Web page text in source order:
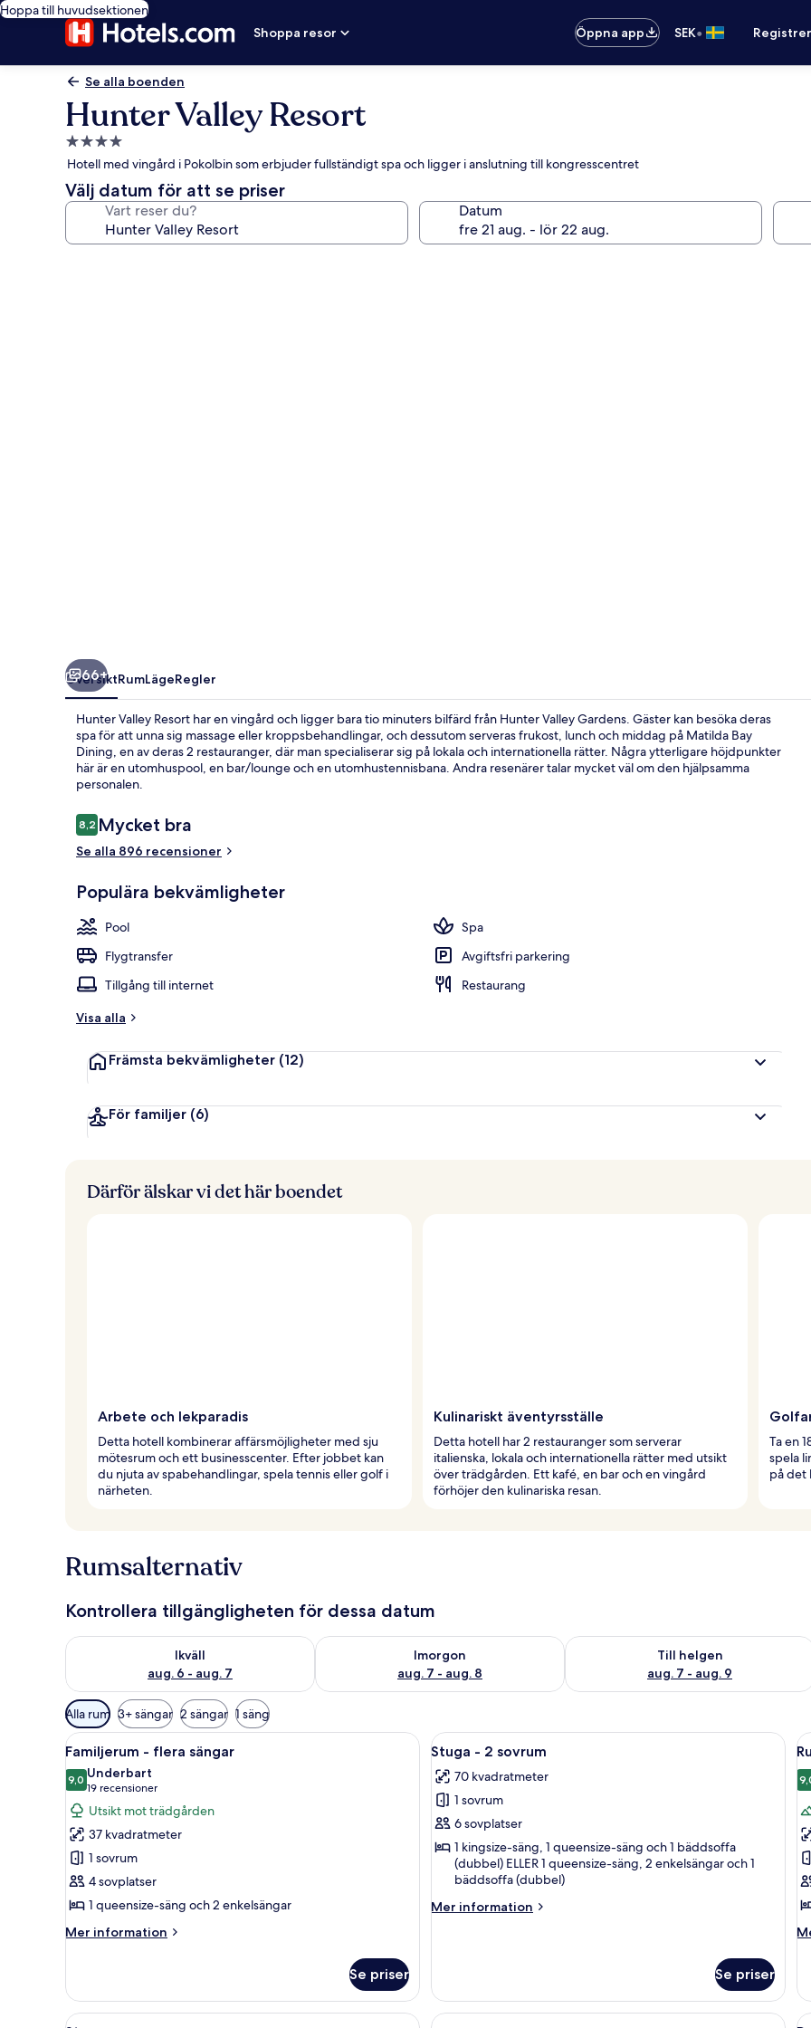
Hoppa till huvudsektionen
Shoppa resor
Öppna app SEK•
Se alla boenden
Hunter Valley Resort
4.0-
stjärnigt
boende
Hotell med vingård i Pokolbin som erbjuder fullständigt spa och ligger i anslutning till kongresscentret
Välj datum för att se priser
Vart reser du? Datum
Rum (King)
66+
ÖversiktRumLägeRegler
Hunter Valley Resort har en vingård och ligger bara tio minuters bilfärd från Hunter Valley Gardens. Gäster kan besöka deras
spa för att unna sig massage eller kroppsbehandlingar, och dessutom serveras frukost, lunch och middag på Matilda Bay
Dining, en av deras 2 restauranger, där man specialiserar sig på lokala och internationella rätter. Några ytterligare höjdpunkter
här är en utomhuspool, en bar/lounge och en utomhustennisbana. Andra resenärer talar mycket väl om den hjälpsamma
personalen.
Recensioner
8,28,2 av 10,
Mycket bra
Se alla 896 recensioner
Populära bekvämligheter
Pool
Spa
Flygtransfer
Avgiftsfri parkering
Tillgång till internet
Restaurang
Visa alla
Främsta bekvämligheter (12)
För familjer (6)
Därför älskar vi det här boendet
Arbete och lekparadis
Detta hotell kombinerar affärsmöjligheter med sju
mötesrum och ett businesscenter. Efter jobbet kan
du njuta av spabehandlingar, spela tennis eller golf i
närheten.
Kulinariskt äventyrsställe
Detta hotell har 2 restauranger som serverar
italienska, lokala och internationella rätter med utsikt
över trädgården. Ett kafé, en bar och en vingård
förhöjer den kulinariska resan.
Ta en
spela
på det
Rumsalternativ
Kontrollera tillgängligheten för dessa datum
Ikväll
aug. 6 - aug. 7
Kontrollera tillgängligheten för ikväll aug. 6 - aug. 7
Imorgon
aug. 7 - aug. 8
Kontrollera tillgängligheten för imorgon aug. 7 - aug. 8
Till helgen
aug. 7 - aug. 9
Kontrollera tillgängligheten för den
Tillgängliga
filter
för
rum
Alla rum 3+ sängar 2 sängar 1 säng
Öppna
alla
foton
för
Familjerum
-
flera
sängar
Ett sovrum med en säng, kuddar, ett sängbord med en lampa och en dekorativ detalj.
3
Familjerum - flera sängar
9,09,0 av 10
Underbart
19 recensioner
(19 recensioner)
Utsikt mot trädgården
37 kvadratmeter
1 sovrum
4 sovplatser
1 queensize-säng och 2 enkelsängar
Mer information
Mer
-
flera
Se priser
Öppna
alla
foton
för
Stuga
-
sovrum
En familj sitter på en veranda med
5
Stuga - 2 sovrum
70 kvadratmeter
1 sovrum
6 sovplatser
1 kingsize-säng, 1 queensize-säng och 1 bäddsoffa
(dubbel) ELLER 1 queensize-säng, 2 enkelsängar och 1
bäddsoffa (dubbel)
Mer information
Mer
2
sovrum
Se priser
Öppna
Ett hotellrum med en stor säng, en stol, ett skrivbord och en takfläkt.